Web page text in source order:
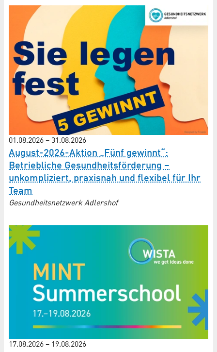
01.08.2026 – 31.08.2026
August-2026-Aktion „Fünf gewinnt“:
Betriebliche Gesundheitsförderung –
unkompliziert, praxisnah und flexibel für Ihr
Team
Gesundheitsnetzwerk Adlershof
17.08.2026 – 19.08.2026